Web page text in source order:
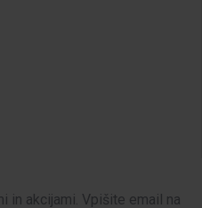
in akcijami. Vpišite email na